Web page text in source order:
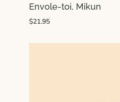
Envole-toi, Mikun
$21.95